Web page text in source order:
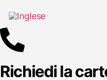
Richiedi la